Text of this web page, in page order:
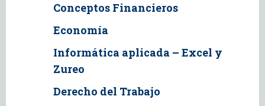
Conceptos Financieros
Economía
Informática aplicada – Excel y
Zureo
Derecho del Trabajo